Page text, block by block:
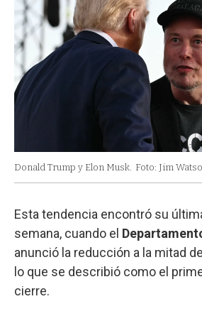
Donald Trump y Elon Musk. Foto: Jim
Esta tendencia encontró su
semana, cuando el
anunció la reducción a la mitad
lo que se describió como el
cierre.